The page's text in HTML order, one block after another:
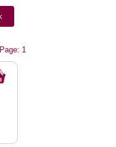
Page: 1